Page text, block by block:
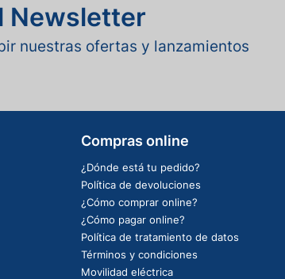
Newsletter
nuestras ofertas y lanzamientos
Compras online
¿Dónde está tu pedido?
Política de devoluciones
¿Cómo comprar online?
¿Cómo pagar online?
Política de tratamiento de datos
Términos y condiciones
Movilidad eléctrica